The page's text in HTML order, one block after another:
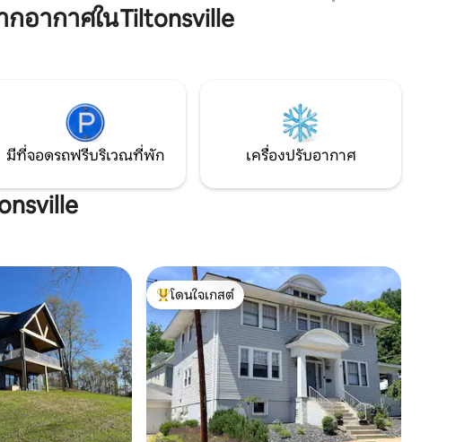
รับคู่รัก (หรือ
รับการออกแบบมาให้คุณมาพักผ่อนจากการ
ผจญภัยของคุณ ตั้งอยู่ในย่านประวัติศาสตร์
เหมาะสำหรับนักเดินทางเดี่ยว นักเรียน คู่รัก
อากาศในTiltonsville
มีที่จอดรถฟรีบริเวณที่พัก เครื่องปรับอากาศ
โดนใจเกสต์ที่สุด
โดนใจเกสต์